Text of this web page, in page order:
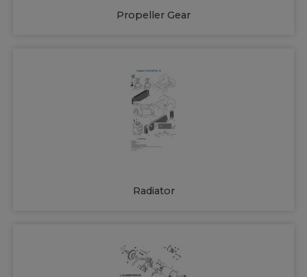
Propeller Gear
Radiator